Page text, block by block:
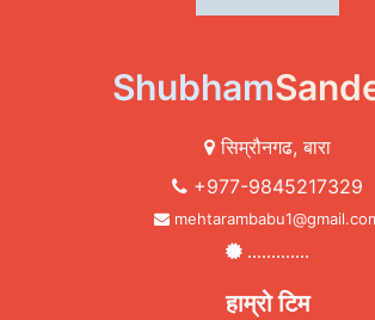
Shubham
सिम्रौनगढ, बारा
+977-9845217329
हाम्रो टिम